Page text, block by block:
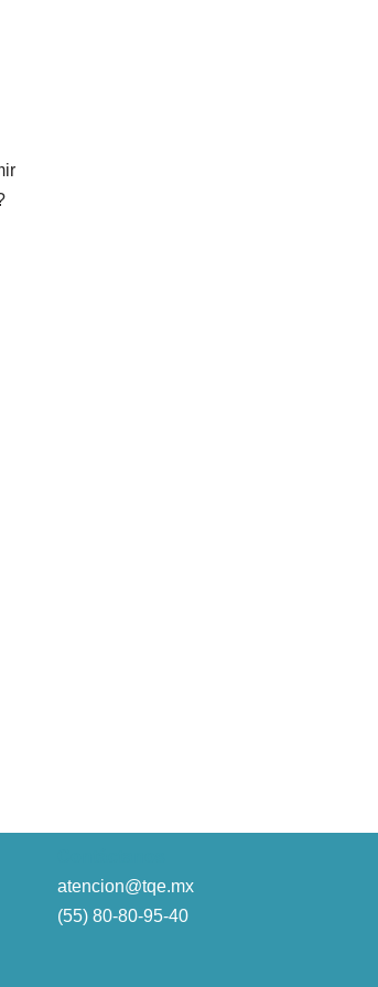
atencion@tqe.mx
(55) 80-80-95-40